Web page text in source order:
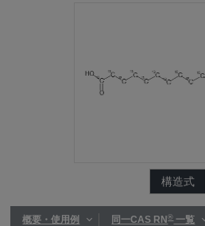
構造式
概要・使用例 同一CAS RN®一覧